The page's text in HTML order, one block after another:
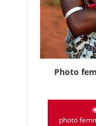
Photo
photo